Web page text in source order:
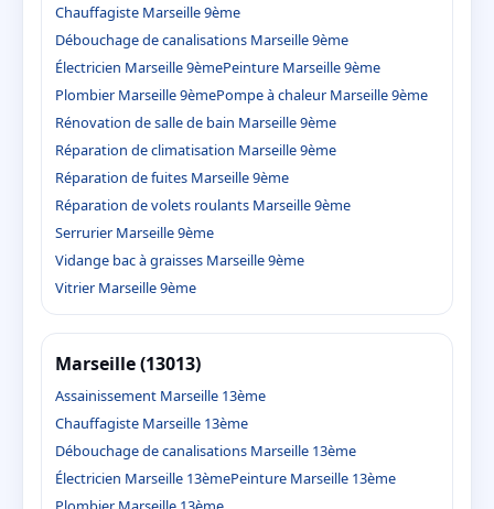
Chauffagiste Marseille 9ème
Débouchage de canalisations Marseille 9ème
Électricien Marseille 9èmePeinture Marseille 9ème
Plombier Marseille 9èmePompe à chaleur Marseille 9ème
Rénovation de salle de bain Marseille 9ème
Réparation de climatisation Marseille 9ème
Réparation de fuites Marseille 9ème
Réparation de volets roulants Marseille 9ème
Serrurier Marseille 9ème
Vidange bac à graisses Marseille 9ème
Vitrier Marseille 9ème
Marseille (13013)
Assainissement Marseille 13ème
Chauffagiste Marseille 13ème
Débouchage de canalisations Marseille 13ème
Électricien Marseille 13èmePeinture Marseille 13ème